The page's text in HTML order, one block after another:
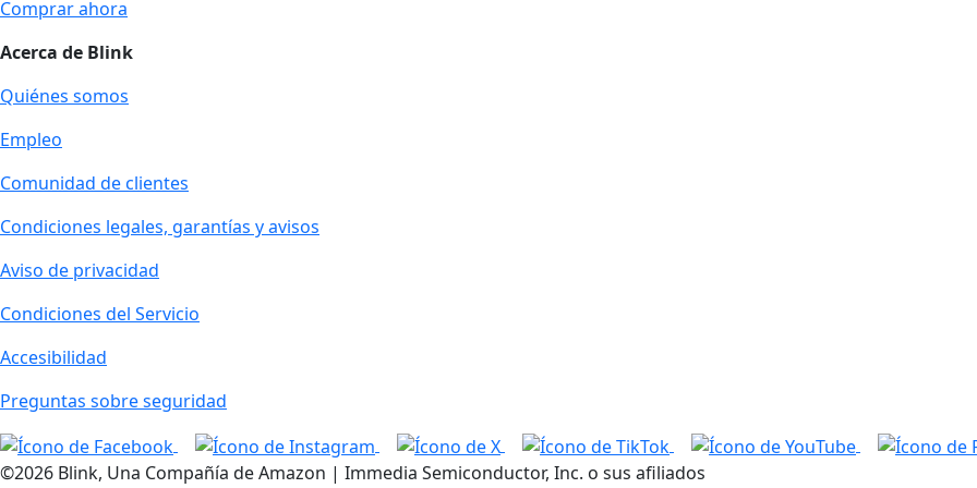
Comprar ahora
Acerca de Blink
Quiénes somos
Empleo
Comunidad de clientes
Condiciones legales, garantías y avisos
Aviso de privacidad
Condiciones del Servicio
Accesibilidad
Preguntas sobre seguridad
©2026 Blink, Una Compañía de Amazon | Immedia Semiconductor, Inc. o sus afiliados